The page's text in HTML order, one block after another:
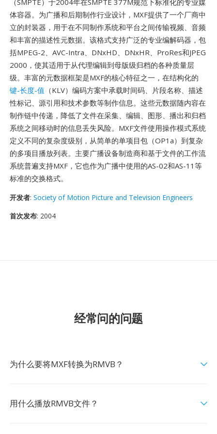
（SMPTE）于2004年在SMPTE 377M规范下标准化的专业媒
体容器。为广播和后期制作行业设计，MXF提供了一个厂商中
立的封装器，用于在不同制作系统和平台之间传输视频、音频
和丰富的描述性元数据。该格式支持广泛的专业编解码器，包
括MPEG-2、AVC-Intra、DNxHD、DNxHR、ProRes和JPEG
2000，使其适用于从代理编辑到母版级归档的各种质量层
级。丰富的元数据框架是MXF的核心特征之一，在结构化的
键-长度-值 （KLV）编码方案中承载时间码、片段名称、描述
性标记、源引用和技术参数等制作信息。这些元数据随内容在
制作链中传递，降低了文件在采集、编辑、图形、播出和归档
系统之间移动时的信息丢失风险。MXF文件使用操作模式系统
定义不同的复杂度级别，从简单的单项目包（OP1a）到复杂
的多项目播放列表。主要广播设备制造商和基于文件的工作流
系统普遍支持MXF，它也作为广播中使用的AS-02和AS-11等
标准的交换格式。
开发者: Society of Motion Picture and Television Engineers
首次发布: 2004
经常问的问题
为什么要将MXF转换为RMVB？
用什么播放RMVB文件？